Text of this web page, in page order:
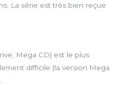
La série est très bien reçue
Mega CD) est le plus
difficile (la version Mega